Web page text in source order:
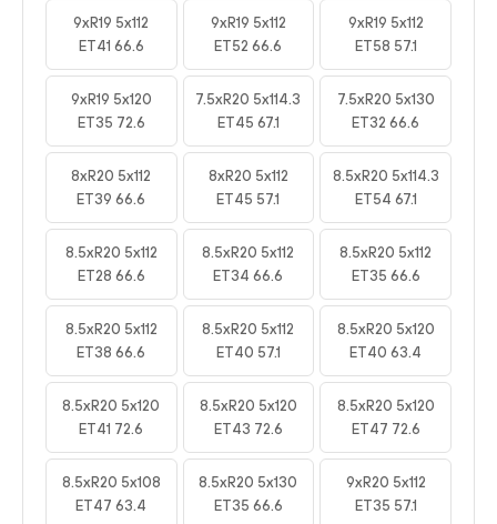
9xR19 5x112
ET41 66.6
9xR19 5x112
ET52 66.6
9xR19 5x112
ET58 57.1
9xR19 5x120
ET35 72.6
7.5xR20 5x114.3
ET45 67.1
7.5xR20 5x130
ET32 66.6
8xR20 5x112
ET39 66.6
8xR20 5x112
ET45 57.1
8.5xR20 5x114.3
ET54 67.1
8.5xR20 5x112
ET28 66.6
8.5xR20 5x112
ET34 66.6
8.5xR20 5x112
ET35 66.6
8.5xR20 5x112
ET38 66.6
8.5xR20 5x112
ET40 57.1
8.5xR20 5x120
ET40 63.4
8.5xR20 5x120
ET41 72.6
8.5xR20 5x120
ET43 72.6
8.5xR20 5x120
ET47 72.6
8.5xR20 5x108
ET47 63.4
8.5xR20 5x130
ET35 66.6
9xR20 5x112
ET35 57.1